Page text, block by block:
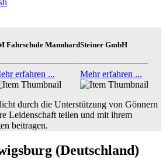
Fahrschule Mannhard
erfahren ...
Steiner GmbH
Mehr erfahren ...
durch die Unterstützung von Gönnern
Leidenschaft teilen und mit ihrem
beitragen.
(Deutschland)